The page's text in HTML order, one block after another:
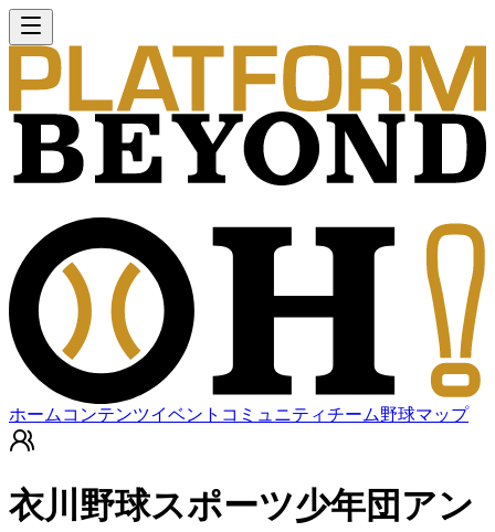
ホーム コンテンツイベント コミュニティチーム野球マップ
衣川野球スポーツ少年団アン